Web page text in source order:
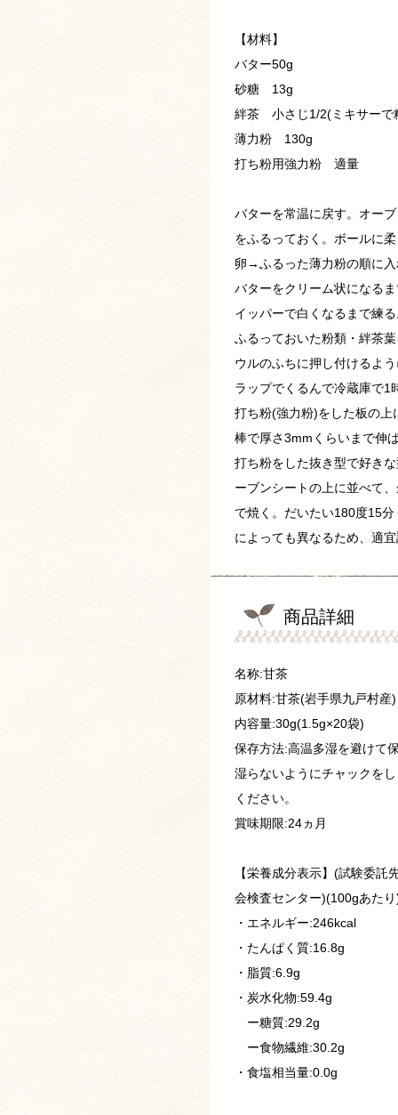
【材料】
バター50g
砂糖 13g
絆茶 小さじ1/2(ミキサーで
薄力粉 130g
打ち粉用強力粉 適量
バターを常温に戻す。オー
をふるっておく。ボールに
卵→ふるった薄力粉の順に
バターをクリーム状になる
イッパーで白くなるまで練
ふるっておいた粉類・絆茶
ウルのふちに押し付けるよ
ラップでくるんで冷蔵庫で1
打ち粉(強力粉)をした板の
棒で厚さ3mmくらいまで伸
打ち粉をした抜き型で好き
ーブンシートの上に並べて
で焼く。だいたい180度15
によっても異なるため、適
商品詳細
名称:甘茶
原材料:甘茶(岩手県九戸村産)
内容量:30g(1.5g×20袋)
保存方法:高温多湿を避けて
湿らないようにチャックを
ください。
賞味期限:24ヵ月
【栄養成分表示】(試験委託
会検査センター)(100gあた
・エネルギー:246kcal
・たんぱく質:16.8g
・脂質:6.9g
・炭水化物:59.4g
ー糖質:29.2g
ー食物繊維:30.2g
・食塩相当量:0.0g